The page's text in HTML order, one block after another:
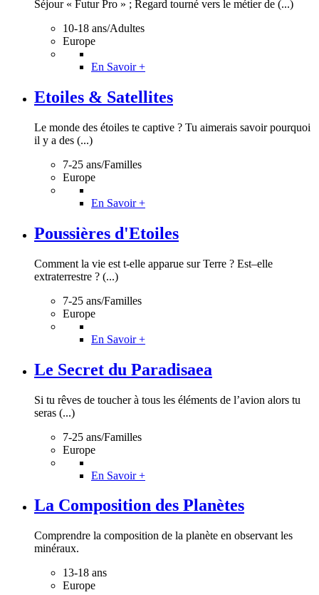
Séjour « Futur Pro » ; Regard tourné vers le métier de (...)
10-18 ans/Adultes
Europe
En Savoir +
Etoiles & Satellites
Le monde des étoiles te captive ? Tu aimerais savoir pourquoi
il y a des (...)
7-25 ans/Familles
Europe
En Savoir +
Poussières d'Etoiles
Comment la vie est t-elle apparue sur Terre ? Est–elle
extraterrestre ? (...)
7-25 ans/Familles
Europe
En Savoir +
Le Secret du Paradisaea
Si tu rêves de toucher à tous les éléments de l’avion alors tu
seras (...)
7-25 ans/Familles
Europe
En Savoir +
La Composition des Planètes
Comprendre la composition de la planète en observant les
minéraux.
13-18 ans
Europe